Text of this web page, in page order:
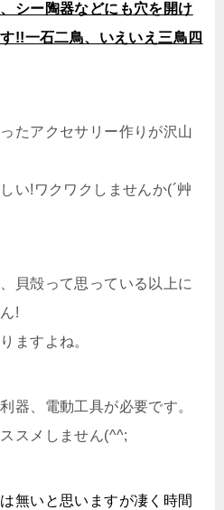
シー陶器などにも穴を開け
!!一石二鳥、いえいえ三鳥四
たアクセサリー作りが沢山
い!ワクワクしませんか(´艸
貝殻って思っている以上に
!
ますよね。
器、電動工具が必要です。
スメしません(^^;
無いと思いますが凄く時間